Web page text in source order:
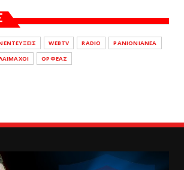
WEBTV RADIO
PANIONIANEA
ΟΡΦΕΑΣ